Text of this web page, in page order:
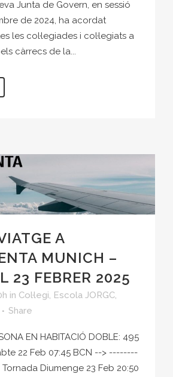
Junta de Govern, en sessió
de 2024, ha acordat
les col·legiades i col·legiats a
càrrecs de la...
A
MUNICH –
23 FEBRER 2025
in Col·legi, Escola JORGC,
Share
EN HABITACIÓ DOBLE: 495
22 Feb 07:45 BCN --> --------
Diumenge 23 Feb 20:50